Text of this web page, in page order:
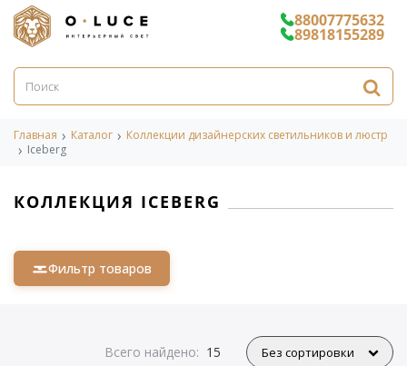
88007775632
89818155289
Главная Каталог
Коллекции дизайнерских светильников и люстр
Iceberg
КОЛЛЕКЦИЯ ICEBERG
Фильтр товаров
Всего найдено: 15